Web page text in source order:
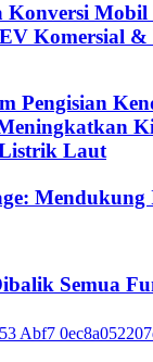
Konversi
Komersial
Pengisian
Laut
Semua